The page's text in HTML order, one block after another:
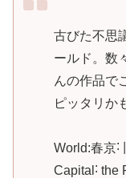
古びた不思
ールド。数
んの作品で
ピッタリか
World:春京˸
Capital˸ the